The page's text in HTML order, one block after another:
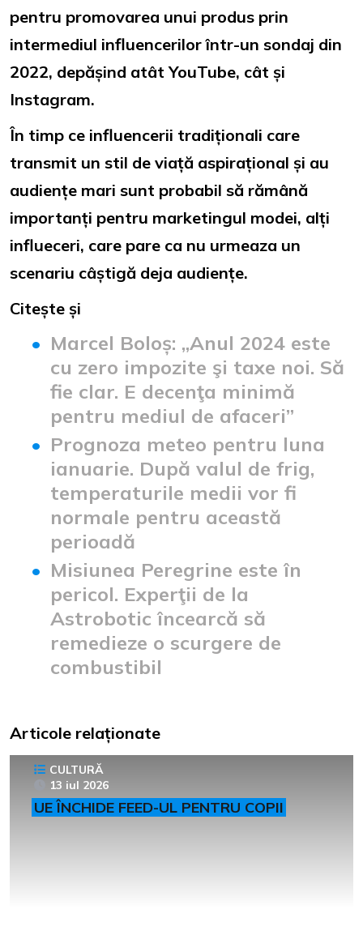
pentru promovarea unui produs prin
intermediul influencerilor într-un sondaj din
2022, depășind atât YouTube, cât și
Instagram.
În timp ce influencerii tradiționali care
transmit un stil de viață aspirațional și au
audiențe mari sunt probabil să rămână
importanți pentru marketingul modei, alți
influeceri, care pare ca nu urmeaza un
scenariu câștigă deja audiențe.
Citește și
Marcel Boloș: „Anul 2024 este
cu zero impozite şi taxe noi. Să
fie clar. E decenţa minimă
pentru mediul de afaceri”
Prognoza meteo pentru luna
ianuarie. După valul de frig,
temperaturile medii vor fi
normale pentru această
perioadă
Misiunea Peregrine este în
pericol. Experţii de la
Astrobotic încearcă să
remedieze o scurgere de
combustibil
Articole relaționate
CULTURĂ
13 iul 2026
UE ÎNCHIDE FEED-UL PENTRU COPII